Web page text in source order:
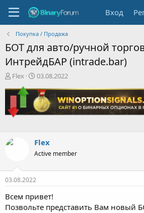
Вход
Покупка / Продажа
БОТ для авто/ручной
ИнтрейдБАР (intrade.bar)
А
т
м
ы
Flex
Д
т
а
н
а
л
а
03.08.2022
Flex
Active member
03.08.2022
Всем привет!
Позвольте представить Вам новый